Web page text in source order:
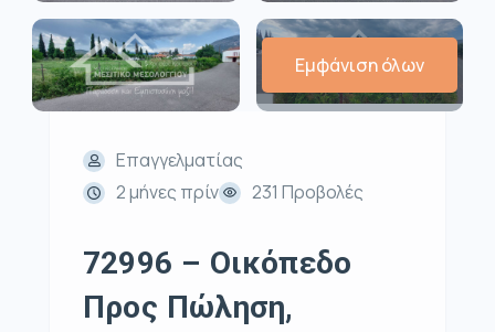
Εμφάνιση όλων
Επαγγελματίας
2 μήνες πρίν
231 Προβολές
72996 – Οικόπεδο
Προς Πώληση,